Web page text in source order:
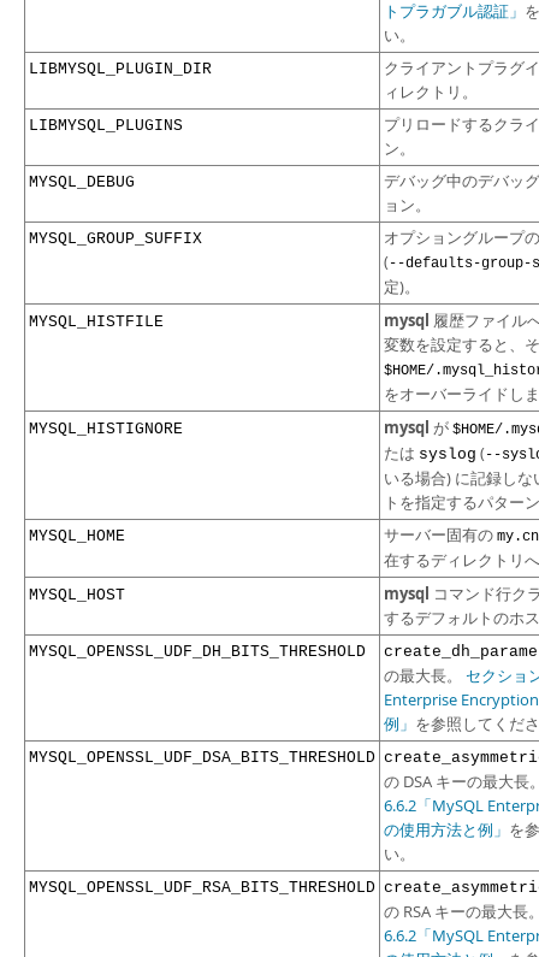
トプラガブル認証」
い。
LIBMYSQL_PLUGIN_DIR
クライアントプラグ
ィレクトリ。
LIBMYSQL_PLUGINS
プリロードするクラ
ン。
MYSQL_DEBUG
デバッグ中のデバッ
ョン。
MYSQL_GROUP_SUFFIX
オプショングループ
(--defaults-
定)。
MYSQL_HISTFILE mysql 履歴ファイル
変数を設定すると、
$HOME/
をオーバーライドし
MYSQL_HISTIGNORE mysql が $HOME/
たは syslog (--
いる場合) に記録し
トを指定するパター
MYSQL_HOME サーバー固有の
在するディレクトリ
MYSQL_HOST mysql コマンド行ク
するデフォルトのホ
MYSQL_OPENSSL_UDF_DH_BITS_THRESHOLD
の最大長。 セクショ
Enterprise
例」 を参照してくだ
MYSQL_OPENSSL_UDF_DSA_BITS_THRESHOLD
の DSA キーの最大長
6.6.2「MySQL
の使用方法と例」 を
い。
MYSQL_OPENSSL_UDF_RSA_BITS_THRESHOLD
の RSA キーの最大長
6.6.2「MySQL